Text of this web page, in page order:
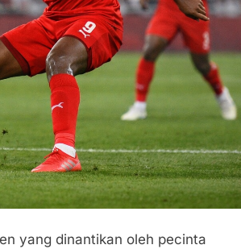
yang dinantikan oleh pecinta